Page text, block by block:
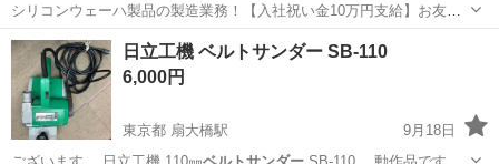
シリコンウェーハ製品の製造業務！【入社祝い金10万円支給】お友達
やカップルとの応募OK◎年間休日129日＆休出なしでプライベート充
実♪業務はクリーンルームで快適作業◎自社正社員登用制度あり★1食
300円～の格安食堂あり！《佐...
佐賀 伊万里市 東山代駅 その他
日立工機 ベルトサンダー SB-110
6,000円
東京都 扇大橋駅
9月18日